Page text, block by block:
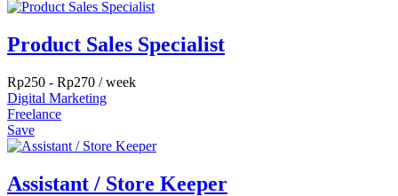
Product Sales Specialist
Rp250 - Rp270 / week
Digital Marketing
Freelance
Save
Assistant / Store Keeper